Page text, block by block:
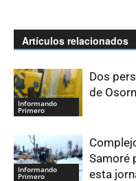
Artículos relacionados
Informando
Primero
Dos
de
Informando
Primero
Samoré
esta